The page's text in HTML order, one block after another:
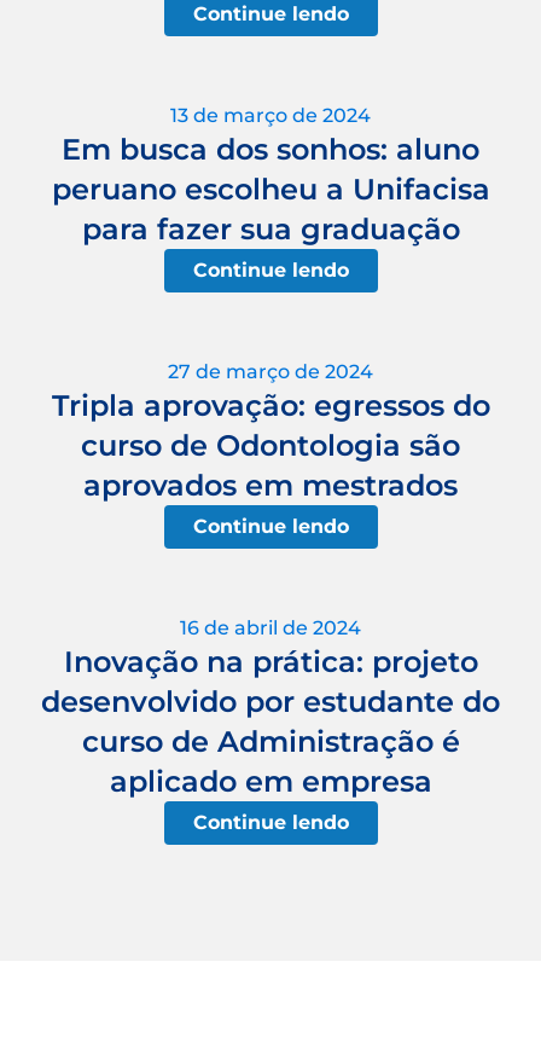
Continue lendo
13 de março de 2024
Em busca dos sonhos: aluno
peruano escolheu a Unifacisa
para fazer sua graduação
Continue lendo
27 de março de 2024
Tripla aprovação: egressos do
curso de Odontologia são
aprovados em mestrados
Continue lendo
16 de abril de 2024
Inovação na prática: projeto
desenvolvido por estudante do
curso de Administração é
aplicado em empresa
Continue lendo